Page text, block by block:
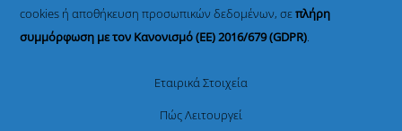
cookies ή αποθήκευση προσωπικών δεδομένων, σεπλήρη
συμμόρφωση με τον Κανονισμό (ΕΕ) 2016/679 (GDPR).
Εταιρικά Στοιχεία
Πώς Λειτουργεί